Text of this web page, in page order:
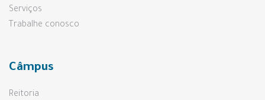
Serviços
Trabalhe conosco
Câmpus
Reitoria